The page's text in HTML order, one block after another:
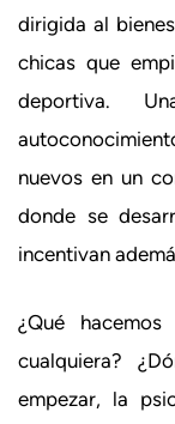
dirigida al
chicas que
deportiva.
nuevos en un
donde se
incentivan
¿Qué
cualquiera?
empezar, la